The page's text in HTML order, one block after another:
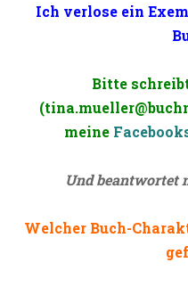
Ich verlose ein
Bitte
meine
Und beantwortet
Welcher Buch-